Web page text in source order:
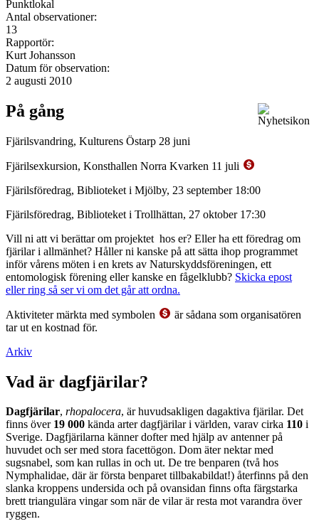
Punktlokal
Antal observationer:
13
Rapportör:
Kurt Johansson
Datum för observation:
2 augusti 2010
På gång
Fjärilsvandring, Kulturens Östarp 28 juni
Fjärilsexkursion, Konsthallen Norra Kvarken 11 juli
Fjärilsföredrag, Biblioteket i Mjölby, 23 september 18:00
Fjärilsföredrag, Biblioteket i Trollhättan, 27 oktober 17:30
Vill ni att vi berättar om projektet hos er? Eller ha ett föredrag om
fjärilar i allmänhet? Håller ni kanske på att sätta ihop programmet
inför vårens möten i en krets av Naturskyddsföreningen, ett
entomologisk förening eller kanske en fågelklubb? Skicka epost
eller ring så ser vi om det går att ordna.
Aktiviteter märkta med symbolen
är sådana som organisatören
tar ut en kostnad för.
Arkiv
Vad är dagfjärilar?
Dagfjärilar, rhopalocera, är huvudsakligen dagaktiva fjärilar. Det
finns över 19 000 kända arter dagfjärilar i världen, varav cirka 110 i
Sverige. Dagfjärilarna känner dofter med hjälp av antenner på
huvudet och ser med stora facettögon. Dom äter nektar med
sugsnabel, som kan rullas in och ut. De tre benparen (två hos
Nymphalidae, där är första benparet tillbakabildat!) återfinns på den
slanka kroppens undersida och på ovansidan finns ofta färgstarka
brett triangulära vingar som när de vilar är resta mot varandra över
ryggen.